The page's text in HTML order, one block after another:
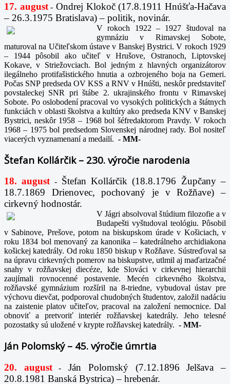
17. august- Ondrej Klokoč (17.8.1911 Hnúšťa-Hačava
– 26.3.1975 Bratislava) – politik, novinár.
V rokoch 1922 – 1927 študoval na
gymnáziu v Rimavskej Sobote,
maturoval na Učiteľskom ústave v Banskej Bystrici. V rokoch 1929
– 1944 pôsobil ako učiteľ v Hrušove, Ostranoch, Liptovskej
Kokave, v Striežovciach. Bol jedným z hlavných organizátorov
ilegálneho protifašistického hnutia a ozbrojeného boja na Gemeri.
Počas SNP predseda OV KSS a RNV v Hnúšti, neskôr predstaviteľ
povstaleckej SNR pri štábe 2. ukrajinského frontu v Rimavskej
Sobote. Po oslobodení pracoval vo vysokých politických a štátnych
funkciách v oblasti školstva a kultúry ako predseda KNV v Banskej
Bystrici, neskôr 1958 – 1968 bol šéfredaktorom Pravdy. V rokoch
1968 – 1975 bol predsedom Slovenskej národnej rady. Bol nositeľ
viacerých vyznamenaní a medailí. - MM-
Štefan Kollárčik – 230. výročie narodenia
18. august -
Štefan Kollárčik (18.8.1796 Župčany –
18.7.1869 Drienovec, pochovaný je v Rožňave) –
cirkevný hodnostár.
V Jágri absolvoval štúdium filozofie a v
Budapešti vyštudoval teológiu. Pôsobil
v Sabinove, Prešove, potom na biskupskom úrade v Košiciach, v
roku 1834 bol menovaný za kanonika – katedrálneho archidiakona
košickej katedrály. Od roku 1850 biskup v Rožňave. Sústreďoval sa
na úpravu cirkevných pomerov na biskupstve, utlmil aj maďarizačné
snahy v rožňavskej diecéze, kde Slováci v cirkevnej hierarchii
zaujímali rovnocenné postavenie. Mecén cirkevného školstva,
rožňavské gymnázium rozšíril na 8-triedne, vybudoval ústav pre
výchovu dievčat, podporoval chudobných študentov, založil nadáciu
na zaistenie platov učiteľov, pracoval na založení nemocnice. Dal
obnoviť a pretvoriť interiér rožňavskej katedrály. Jeho telesné
pozostatky sú uložené v krypte rožňavskej katedrály. - MM-
Ján Polomský – 45. výročie úmrtia
20. august-
Ján Polomský (7.12.1896 Jelšava –
20.8.1981 Banská Bystrica) – hrebenár.